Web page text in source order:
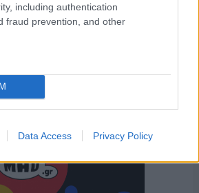
including authentication
fraud prevention, and other
Data Access Privacy Policy